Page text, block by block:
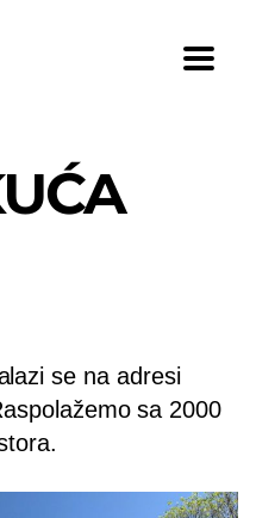
se na adresi
sa 2000